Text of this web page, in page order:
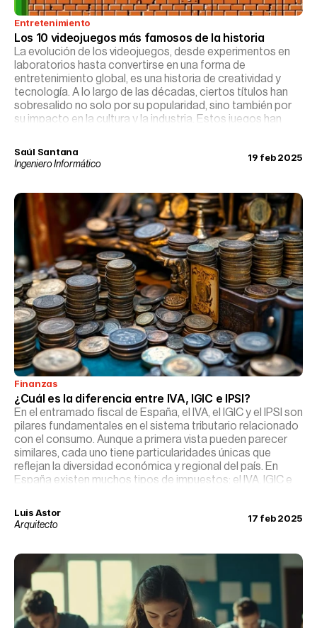
Entretenimiento
Los 10 videojuegos más famosos de la historia
La evolución de los videojuegos, desde experimentos en
laboratorios hasta convertirse en una forma de
entretenimiento global, es una historia de creatividad y
tecnología. A lo largo de las décadas, ciertos títulos han
sobresalido no solo por su popularidad, sino también por
su impacto en la cultura y la industria. Estos juegos han
convertirse en iconos culturales, influenciando a
generaciones y definiendo la evolución de los videojuegos.
Saúl Santana
Ingeniero Informático
19 feb 2025
Finanzas
¿Cuál es la diferencia entre IVA, IGIC e IPSI?
En el entramado fiscal de España, el IVA, el IGIC y el IPSI son
pilares fundamentales en el sistema tributario relacionado
con el consumo. Aunque a primera vista pueden parecer
similares, cada uno tiene particularidades únicas que
reflejan la diversidad económica y regional del país. En
España existen muchos tipos de impuestos; el IVA, IGIC e
bienes y servicios.
Luis Astor
Arquitecto
17 feb 2025